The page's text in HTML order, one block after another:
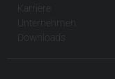
Karriere
Unternehmen
Downloads